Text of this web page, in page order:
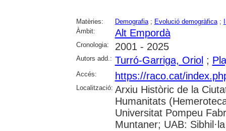
Matèries: Demografia; Evolució demogràfica;
Àmbit:
Alt Empordà
Cronologia: 2001 - 2025
Autors add.: Turró-Garriga, Oriol ;
Accés: https://raco.cat/
Localització: Arxiu Històric de la
Humanitats
Universitat Pompeu
Muntaner; UAB: Sibhil·la